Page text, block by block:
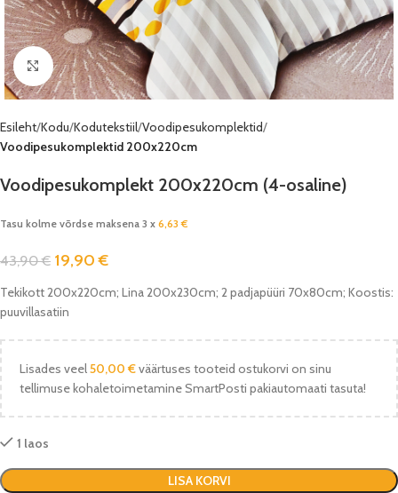
Vaata pilti
Esileht Kodu Kodutekstiil Voodipesukomplektid
Voodipesukomplektid 200x220cm
Voodipesukomplekt 200x220cm (4-osaline)
Tasu kolme võrdse maksena 3 x 6,63€
43,90€ 19,90€
Tekikott 200x220cm; Lina 200x230cm; 2 padjapüüri 70x80cm; Koostis:
puuvillasatiin
Lisades veel50,00 €väärtuses tooteid ostukorvi on sinu
tellimuse kohaletoimetamine SmartPosti pakiautomaati tasuta!
1 laos
LISA KORVI